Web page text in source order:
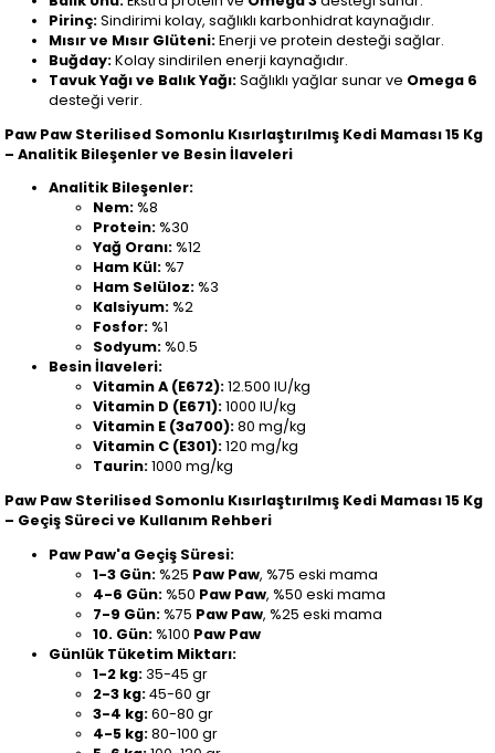
Pirinç:Sindirimi kolay, sağlıklı karbonhidrat kaynağıdır.
Mısır ve Mısır Glüteni:Enerji ve protein desteği sağlar.
Buğday:Kolay sindirilen enerji kaynağıdır.
Tavuk Yağı ve Balık Yağı:Sağlıklı yağlar sunar ve Omega 6
desteği verir.
Paw Paw Sterilised Somonlu Kısırlaştırılmış Kedi Maması 15 Kg
– Analitik Bileşenler ve Besin İlaveleri
Analitik Bileşenler:
Nem:%8
Protein:%30
Yağ Oranı:%12
Ham Kül:%7
Ham Selüloz:%3
Kalsiyum:%2
Fosfor:%1
Sodyum:%0.5
Besin İlaveleri:
Vitamin A (E672):12.500 IU/kg
Vitamin D (E671):1000 IU/kg
Vitamin E (3a700):80 mg/kg
Vitamin C (E301):120 mg/kg
Taurin:1000 mg/kg
Paw Paw Sterilised Somonlu Kısırlaştırılmış Kedi Maması 15 Kg
– Geçiş Süreci ve Kullanım Rehberi
Paw Paw'a Geçiş Süresi:
1-3 Gün:%25 Paw Paw, %75 eski mama
4-6 Gün:%50 Paw Paw, %50 eski mama
7-9 Gün:%75 Paw Paw, %25 eski mama
10. Gün:%100 Paw Paw
Günlük Tüketim Miktarı:
1-2 kg: 35-45 gr
2-3 kg:45-60 gr
3-4 kg:60-80 gr
4-5 kg:80-100 gr